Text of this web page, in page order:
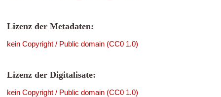
Lizenz der Metadaten:
kein Copyright / Public domain (CC0 1.0)
Lizenz der Digitalisate:
kein Copyright / Public domain (CC0 1.0)